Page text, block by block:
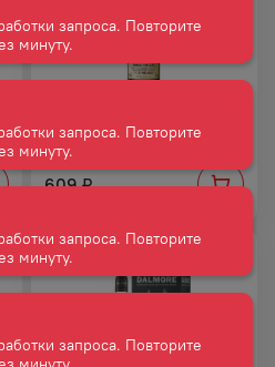
ВИСКИ ДЖЕМЕСОН 40% 0,05Л
609 ₽
запроса. Повторите
запроса. Повторите
запроса. Повторите